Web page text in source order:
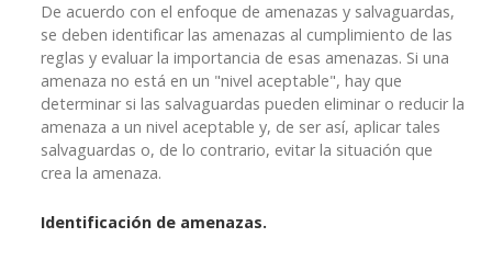
De acuerdo con el enfoque de amenazas y salvaguardas,
se deben identificar las amenazas al cumplimiento de las
reglas y evaluar la importancia de esas amenazas. Si una
amenaza no está en un "nivel aceptable", hay que
determinar si las salvaguardas pueden eliminar o reducir la
amenaza a un nivel aceptable y, de ser así, aplicar tales
salvaguardas o, de lo contrario, evitar la situación que
crea la amenaza.
Identificación de amenazas.